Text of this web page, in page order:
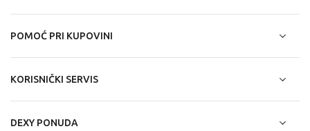
POMOĆ PRI KUPOVINI
KORISNIČKI SERVIS
DEXY PONUDA